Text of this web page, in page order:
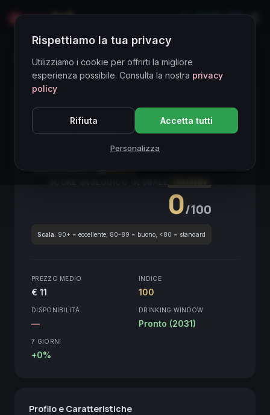
LIVE
Directory Vini
Alta Acidità
DOCG
Barbera d'Asti Superiore Sagè
Piemonte 2021
Barbera
0/100
Scala: 90+ = eccellente, 80-89 = buono, <80 = standard
PREZZO MEDIO
€ 11
INDICE
100
DISPONIBILITÀ
—
DRINKING WINDOW
Pronto (2031)
7 GIORNI
+0%
Profilo e Caratteristiche
Rispettiamo la tua privacy
Utilizziamo i cookie per offrirti la migliore
esperienza possibile. Consulta la nostra privacy
policy
Rifiuta Accetta tutti
Personalizza